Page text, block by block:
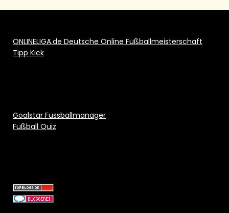
ONLINELIGA.de Deutsche Online Fußballmeisterschaft
Tipp Kick
Goalstar Fussballmanager
Fußball Quiz